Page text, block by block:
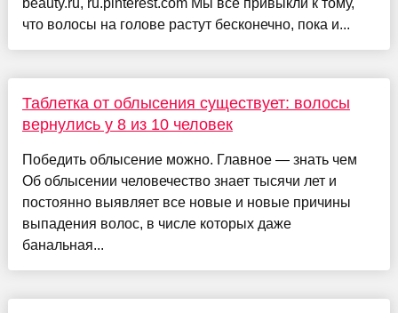
что волосы на голове растут бесконечно, пока и...
Таблетка от облысения существует: волосы
вернулись у 8 из 10 человек
Победить облысение можно. Главное — знать чем
Об облысении человечество знает тысячи лет и
постоянно выявляет все новые и новые причины
выпадения волос, в числе которых даже
банальная...